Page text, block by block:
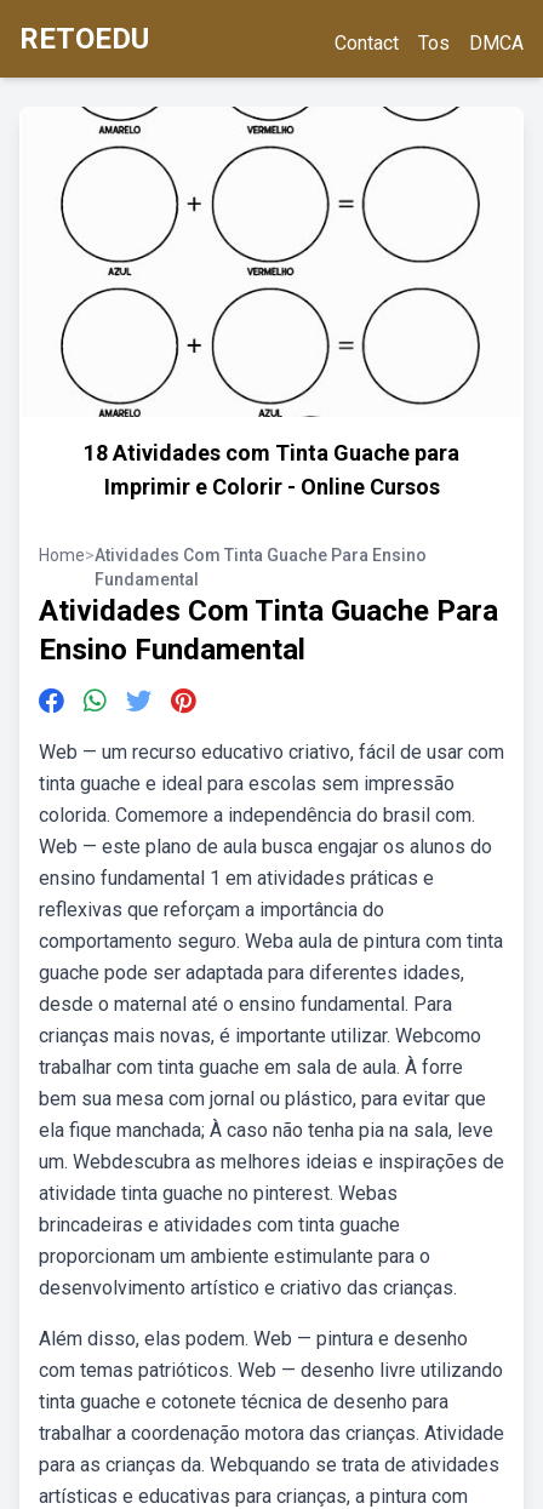
RETOEDU Contact Tos DMCA
18 Atividades com Tinta Guache para
Imprimir e Colorir - Online Cursos
Home>Atividades Com Tinta Guache Para Ensino
Fundamental
Atividades Com Tinta Guache Para
Ensino Fundamental
Web — um recurso educativo criativo, fácil de usar com
tinta guache e ideal para escolas sem impressão
colorida. Comemore a independência do brasil com.
Web — este plano de aula busca engajar os alunos do
ensino fundamental 1 em atividades práticas e
reflexivas que reforçam a importância do
comportamento seguro. Weba aula de pintura com tinta
guache pode ser adaptada para diferentes idades,
desde o maternal até o ensino fundamental. Para
crianças mais novas, é importante utilizar. Webcomo
trabalhar com tinta guache em sala de aula. À forre
bem sua mesa com jornal ou plástico, para evitar que
ela fique manchada; À caso não tenha pia na sala, leve
um. Webdescubra as melhores ideias e inspirações de
atividade tinta guache no pinterest. Webas
brincadeiras e atividades com tinta guache
proporcionam um ambiente estimulante para o
desenvolvimento artístico e criativo das crianças.
Além disso, elas podem. Web — pintura e desenho
com temas patrióticos. Web — desenho livre utilizando
tinta guache e cotonete técnica de desenho para
trabalhar a coordenação motora das crianças. Atividade
para as crianças da. Webquando se trata de atividades
artísticas e educativas para crianças, a pintura com